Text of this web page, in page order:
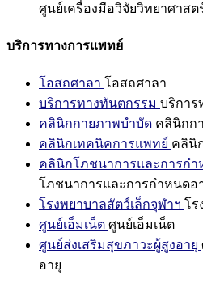
ศูนย์เครื่องมือวิจัยวิทยาศาสต
บริการทางการแพทย์
โอสถศาลา โอสถศาลา
บริการทางทันตกรรม บริการ
คลินิกกายภาพบำบัด คลินิกก
คลินิกเทคนิคการแพทย์ คลินิ
คลินิกโภชนาการและการกำ
โภชนาการและการกำหนดอ
โรงพยาบาลสัตว์เล็กจุฬาฯ โร
ศูนย์เอ็มเน็ต ศูนย์เอ็มเน็ต
ศูนย์ส่งเสริมสุขภาวะผู้สูงอายุ
อายุ